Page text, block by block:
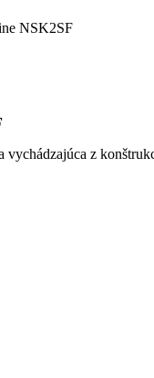
NSK2SF
vychádzajúca z